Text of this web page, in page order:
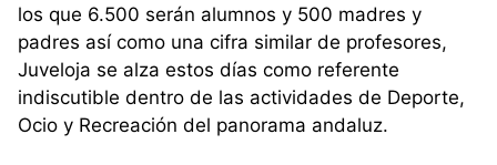
los que 6.500 serán alumnos y 500 madres y
padres así como una cifra similar de profesores,
Juveloja se alza estos días como referente
indiscutible dentro de las actividades de Deporte,
Ocio y Recreación del panorama andaluz.